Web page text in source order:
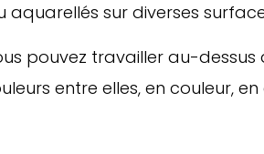
sur diverses
pouvez travailler au-dessus
entre elles, en couleur, en